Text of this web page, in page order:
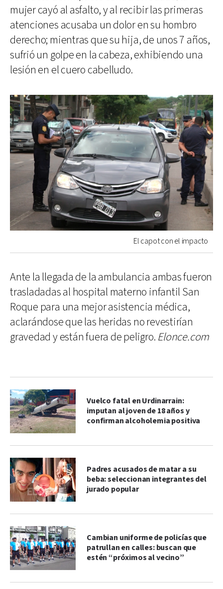
mujer cayó al asfalto, y al recibir las primeras
atenciones acusaba un dolor en su hombro
derecho; mientras que su hija, de unos 7 años,
sufrió un golpe en la cabeza, exhibiendo una
lesión en el cuero cabelludo.
El capot con el impacto
Ante la llegada de la ambulancia ambas fueron
trasladadas al hospital materno infantil San
Roque para una mejor asistencia médica,
aclarándose que las heridas no revestirían
gravedad y están fuera de peligro. Elonce.com
Vuelco fatal en Urdinarrain:
imputan al joven de 18 años y
confirman alcoholemia positiva
Padres acusados de matar a su
beba: seleccionan integrantes del
jurado popular
Cambian uniforme de policías que
patrullan en calles: buscan que
estén “próximos al vecino”